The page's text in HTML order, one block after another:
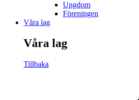
Ungdom
Föreningen
Våra lag
Våra lag
Tillbaka